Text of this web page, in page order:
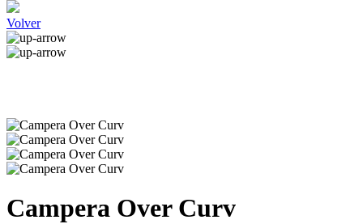
Volver
Campera Over Curv